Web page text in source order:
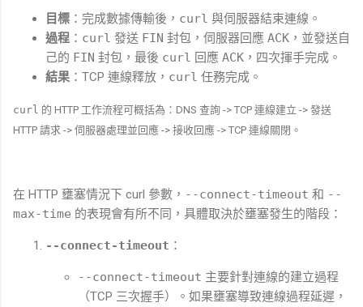
目標 ：完成數據傳輸後， curl 與伺服器結束連線。
過程 ： curl 發送 FIN 封包，伺服器回應 ACK ，並發送自
己的 FIN 封包，最後 curl 回應 ACK ，四次揮手完成。
結果 ：TCP 連線釋放， curl 任務完成。
curl 的 HTTP 工作流程可概括為：DNS 查詢 -> TCP 連線建立 -> 發送
HTTP 請求 -> 伺服器處理並回應 -> 接收回應 -> TCP 連線關閉。
在 HTTP 壅塞情況下 curl 參數， --connect-timeout 和 --
max-time 的表現會有所不同，具體取決於壅塞發生的階段：
--connect-timeout ：
--connect-timeout 主要針對連線的建立過程
（TCP 三次握手）。如果壅塞導致連線過程延遲，